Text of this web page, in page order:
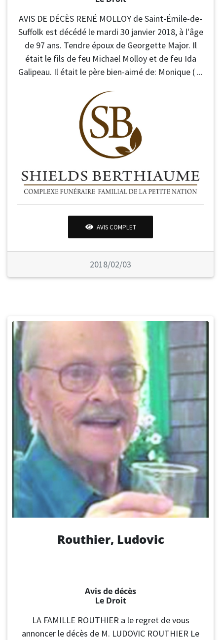
AVIS DE DÉCÈS RENÉ MOLLOY de Saint-Émile-de-
Suffolk est décédé le mardi 30 janvier 2018, à l'âge
de 97 ans. Tendre époux de Georgette Major. Il
était le fils de feu Michael Molloy et de feu Ida
Galipeau. Il était le père bien-aimé de: Monique ( ...
AVIS COMPLET
2018/02/03
Routhier, Ludovic
Avis de décès
Le Droit
LA FAMILLE ROUTHIER a le regret de vous
annoncer le décès de M. LUDOVIC ROUTHIER Le